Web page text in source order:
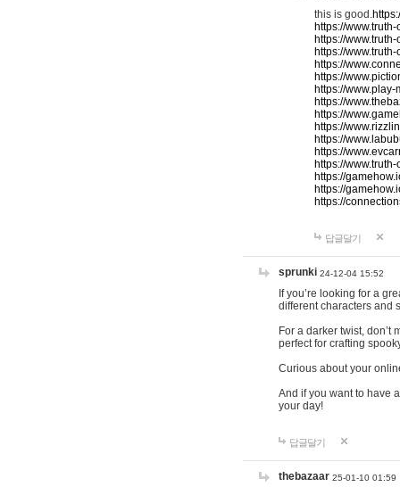
this is good.
https://
https://
https://
https://
https://
https://
https://
https://
https://
https://
https://
https://
https://
https://
https://
답글달기
sprunki 24-12-04 15:52
If you’re looking for a
different characters and
For a darker twist, don’t
perfect for crafting
Curious about your
And if you want to have
your day!
답글달기
thebazaar 25-01-10 01:59